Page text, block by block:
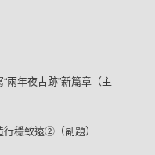
兩年夜古跡”新篇章（主
穩致遠②（副題）